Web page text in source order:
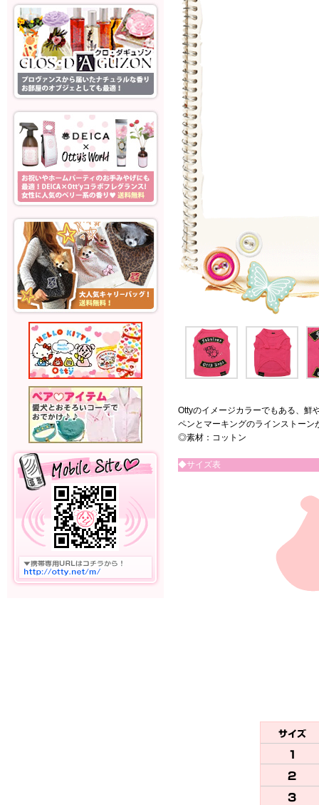
Ottyのイメージカラーでもある、鮮
ペンとマーキングのラインストーン
◎素材：コットン
◆サイズ表